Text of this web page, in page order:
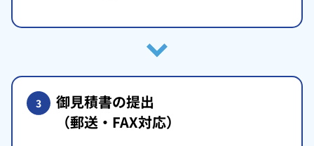
3 御見積書の提出
（郵送・FAX対応）